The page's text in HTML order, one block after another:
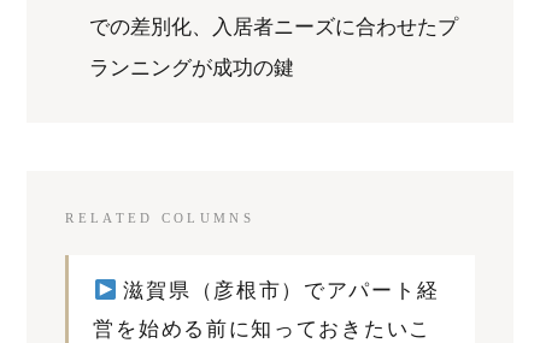
での差別化、入居者ニーズに合わせたプ
ランニングが成功の鍵
RELATED COLUMNS
滋賀県（彦根市）でアパート経
営を始める前に知っておきたいこ